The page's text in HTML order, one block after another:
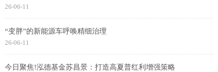
26-06-11
“变胖”的新能源车呼唤精细治理
26-06-11
今日聚焦!泓德基金苏昌景：打造高夏普红利增强策略